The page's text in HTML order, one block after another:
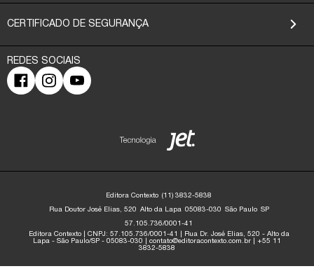
CERTIFICADO DE SEGURANÇA
Editora Contexto (11) 3832-5838
Rua Doutor José Elias, 520 Alto da Lapa 05083-030 São Paulo SP
57.105.736/0001-41
Editora Contexto | CNPJ: 57.105.736/0001-41 | Rua Dr. José Elias, 520 - Alto da
Lapa - São Paulo/SP - 05083-030 | contato@editoracontexto.com.br | +55 11
3832-5838